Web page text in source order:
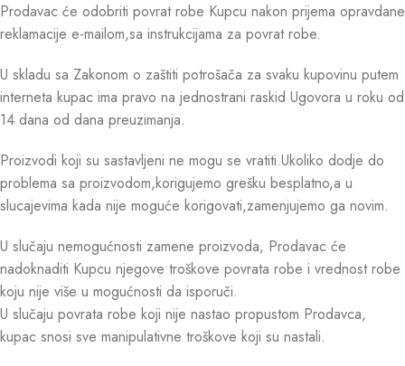
Prodavac će odobriti povrat robe Kupcu nakon prijema opravdane
reklamacije e-mailom,sa instrukcijama za povrat robe.
U skladu sa Zakonom o zaštiti potrošača za svaku kupovinu putem
interneta kupac ima pravo na jednostrani raskid Ugovora u roku od
14 dana od dana preuzimanja.
Proizvodi koji su sastavljeni ne mogu se vratiti.Ukoliko dodje do
problema sa proizvodom,korigujemo grešku besplatno,a u
slucajevima kada nije moguće korigovati,zamenjujemo ga novim.
U slučaju nemogućnosti zamene proizvoda, Prodavac će
nadoknaditi Kupcu njegove troškove povrata robe i vrednost robe
koju nije više u mogućnosti da isporuči.
U slučaju povrata robe koji nije nastao propustom Prodavca,
kupac snosi sve manipulativne troškove koji su nastali.